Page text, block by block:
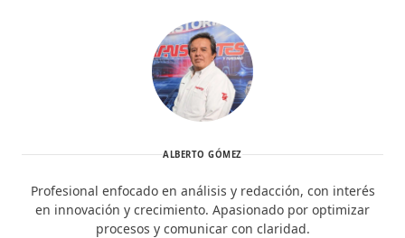
ALBERTO GÓMEZ
Profesional enfocado en análisis y redacción, con interés
en innovación y crecimiento. Apasionado por optimizar
procesos y comunicar con claridad.